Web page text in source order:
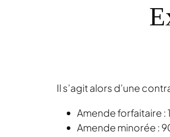
Il s’agit alors d’une
Amende forfaitaire :
Amende minorée :